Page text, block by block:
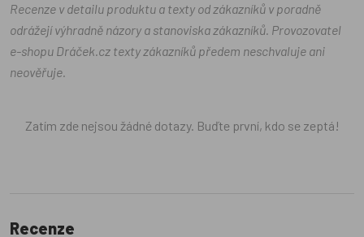
Recenze v detailu produktu a texty od zákazníků v poradně
odrážejí výhradně názory a stanoviska zákazníků. Provozovatel
e-shopu Dráček.cz texty zákazníků předem neschvaluje ani
neověřuje.
Zatím zde nejsou žádné dotazy. Buďte první, kdo se zeptá!
Recenze